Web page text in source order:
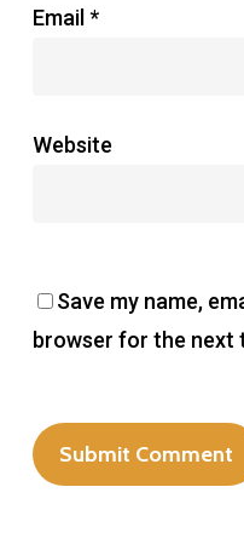
Email *
Website
Save my name,
browser for the next